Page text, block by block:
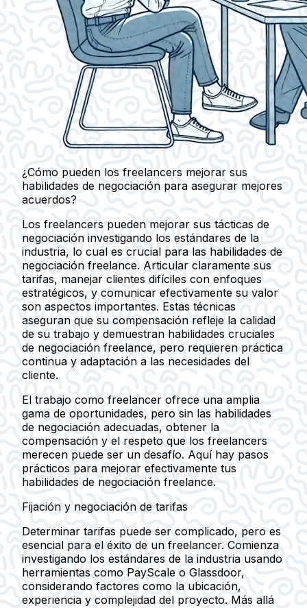
¿Cómo pueden los freelancers mejorar sus
habilidades de negociación para asegurar mejores
acuerdos?
Los freelancers pueden mejorar sus tácticas de
negociación investigando los estándares de la
industria, lo cual es crucial para las habilidades de
negociación freelance. Articular claramente sus
tarifas, manejar clientes difíciles con enfoques
estratégicos, y comunicar efectivamente su valor
son aspectos importantes. Estas técnicas
aseguran que su compensación refleje la calidad
de su trabajo y demuestran habilidades cruciales
de negociación freelance, pero requieren práctica
continua y adaptación a las necesidades del
cliente.
El trabajo como freelancer ofrece una amplia
gama de oportunidades, pero sin las habilidades
de negociación adecuadas, obtener la
compensación y el respeto que los freelancers
merecen puede ser un desafío. Aquí hay pasos
prácticos para mejorar efectivamente tus
habilidades de negociación freelance.
Fijación y negociación de tarifas
Determinar tarifas puede ser complicado, pero es
esencial para el éxito de un freelancer. Comienza
investigando los estándares de la industria usando
herramientas como PayScale o Glassdoor,
considerando factores como la ubicación,
experiencia y complejidad del proyecto. Más allá